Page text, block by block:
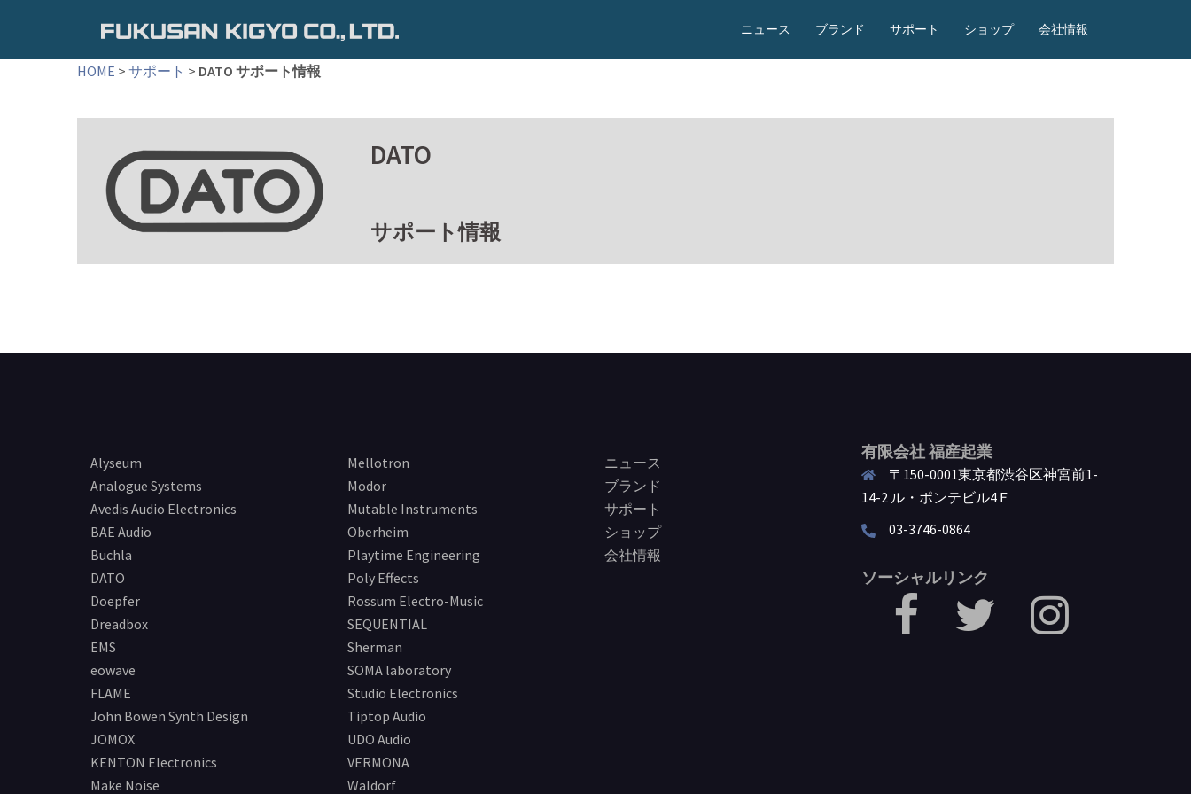
テ
ニュース ブランド サポート ショップ 会社情報
HOME > サポート > DATO サポート情報
DATO
サポート情報
Alyseum
Analogue Systems
Avedis Audio Electronics
BAE Audio
Buchla
DATO
Doepfer
Dreadbox
EMS
eowave
FLAME
John Bowen Synth Design
JOMOX
KENTON Electronics
Make Noise
Mellotron
Modor
Mutable Instruments
Oberheim
Playtime Engineering
Poly Effects
Rossum Electro-Music
SEQUENTIAL
Sherman
SOMA laboratory
Studio Electronics
Tiptop Audio
UDO Audio
VERMONA
Waldorf
ニュース
ブランド
サポート
ショップ
会社情報
有限会社 福産起業
〒150-0001東京都渋谷区神宮前1-
14-2 ル・ポンテビル4Ｆ
03-3746-0864
ソーシャルリンク
facebook Twitter